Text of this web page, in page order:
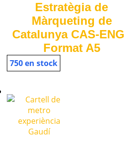
Estratègia de
Màrqueting de
Catalunya CAS-ENG
Format A5
750 en stock